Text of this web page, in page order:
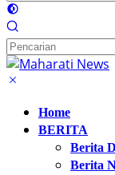
Home
BERITA
Berita
Berita